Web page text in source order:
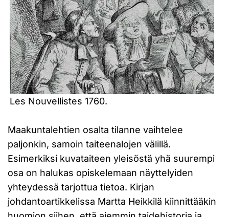
Les Nouvellistes 1760.
Maakuntalehtien osalta tilanne vaihtelee
paljonkin, samoin taiteenalojen välillä.
Esimerkiksi kuvataiteen yleisöstä yhä suurempi
osa on halukas opiskelemaan näyttelyiden
yhteydessä tarjottua tietoa. Kirjan
johdantoartikkelissa Martta Heikkilä kiinnittääkin